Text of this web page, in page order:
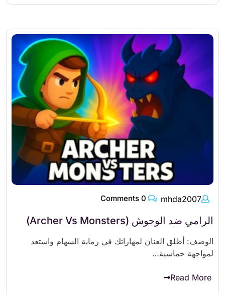
mhda2007
الرامي ضد الوحوش (Archer Vs Monsters)
الوصف: أطلق العنان لمهاراتك في رماية السهام واستعد
لمواجهة حماسية…
Read More